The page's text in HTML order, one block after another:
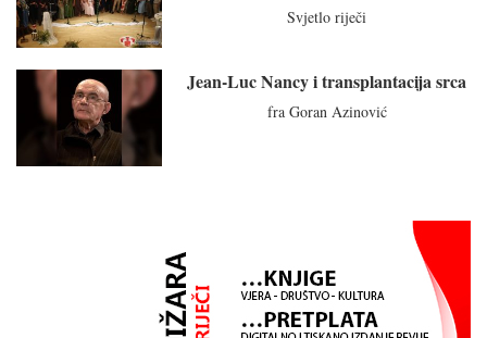
Svjetlo riječi
Jean-Luc Nancy i transplantacija srca
fra Goran Azinović